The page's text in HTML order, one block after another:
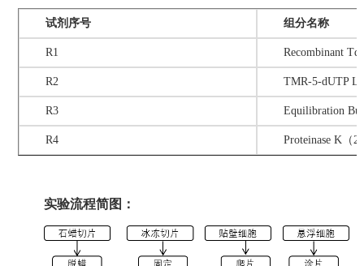
试剂序号 组分名称
R1 Recombinant
R2 TMR-5-dUTP
R3 Equilibration
R4 Proteinase K（
实验流程简图：